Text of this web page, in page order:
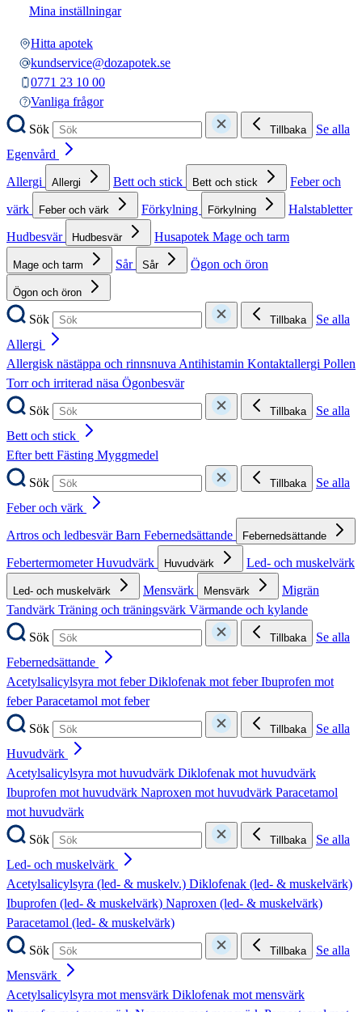
Mina inställningar
Hitta apotek
kundservice@dozapotek.se
0771 23 10 00
Vanliga frågor
Sök
Tillbaka
Se alla
Egenvård
Allergi
Allergi Bett och stick Bett och stick
Feber och
värk
Feber och värk Förkylning Förkylning
Halstabletter
Hudbesvär
Hudbesvär Husapotek Mage och tarm
Mage och tarm Sår Sår Ögon och öron
Ögon och öron
Sök Tillbaka
Se alla
Allergi
Allergisk nästäppa och rinnsnuvaAntihistamin Kontaktallergi Pollen
Torr och irriterad näsa Ögonbesvär
Sök
Tillbaka
Se alla
Bett och stick
Efter bettFästing Myggmedel
Sök
Tillbaka
Se alla
Feber och värk
Artros och ledbesvärBarn Febernedsättande Febernedsättande
FebertermometerHuvudvärk Huvudvärk Led- och muskelvärk
Led- och muskelvärk Mensvärk Mensvärk
Migrän
Tandvärk Träning och träningsvärk Värmande och kylande
Sök
Tillbaka
Se alla
Febernedsättande
Acetylsalicylsyra mot feberDiklofenak mot feberIbuprofen mot
feberParacetamol mot feber
Sök
Tillbaka
Se alla
Huvudvärk
Acetylsalicylsyra mot huvudvärk Diklofenak mot huvudvärk
Ibuprofen mot huvudvärk Naproxen mot huvudvärk Paracetamol
mot huvudvärk
Sök
Tillbaka
Se alla
Led- och muskelvärk
Acetylsalicylsyra (led- & muskelv.) Diklofenak (led- & muskelvärk)
Ibuprofen (led- & muskelvärk) Naproxen (led- & muskelvärk)
Paracetamol (led- & muskelvärk)
Sök
Tillbaka
Se alla
Mensvärk
Acetylsalicylsyra mot mensvärk Diklofenak mot mensvärk